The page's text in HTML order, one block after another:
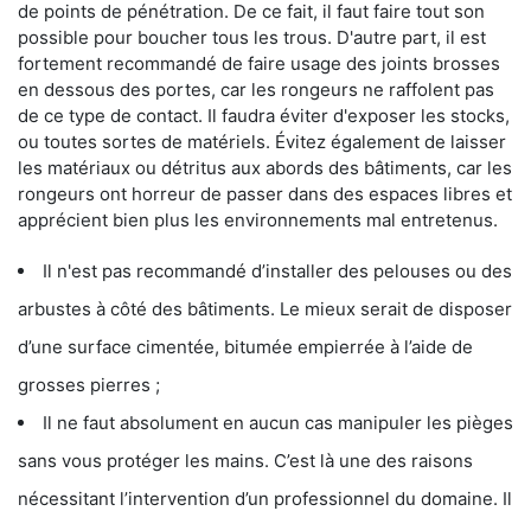
de points de pénétration. De ce fait, il faut faire tout son
possible pour boucher tous les trous. D'autre part, il est
fortement recommandé de faire usage des joints brosses
en dessous des portes, car les rongeurs ne raffolent pas
de ce type de contact. Il faudra éviter d'exposer les stocks,
ou toutes sortes de matériels. Évitez également de laisser
les matériaux ou détritus aux abords des bâtiments, car les
rongeurs ont horreur de passer dans des espaces libres et
apprécient bien plus les environnements mal entretenus.
Il n'est pas recommandé d’installer des pelouses ou des
arbustes à côté des bâtiments. Le mieux serait de disposer
d’une surface cimentée, bitumée empierrée à l’aide de
grosses pierres ;
Il ne faut absolument en aucun cas manipuler les pièges
sans vous protéger les mains. C’est là une des raisons
nécessitant l’intervention d’un professionnel du domaine. Il